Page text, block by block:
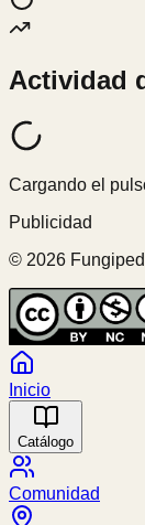
Actividad
Cargando el
Publicidad
© 2026
Inicio
Catálogo
Comunidad